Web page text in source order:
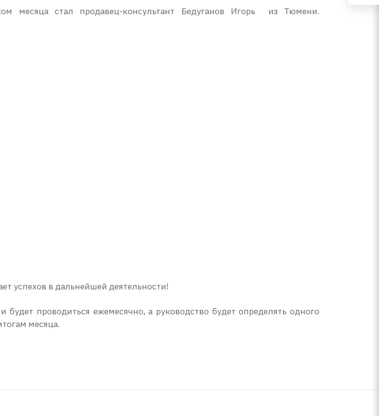
месяца стал продавец-консультант Бедуганов Игорь из Тюмени.
успехов в дальнейшей деятельности!
проводиться ежемесячно, а руководство будет определять одного
месяца.